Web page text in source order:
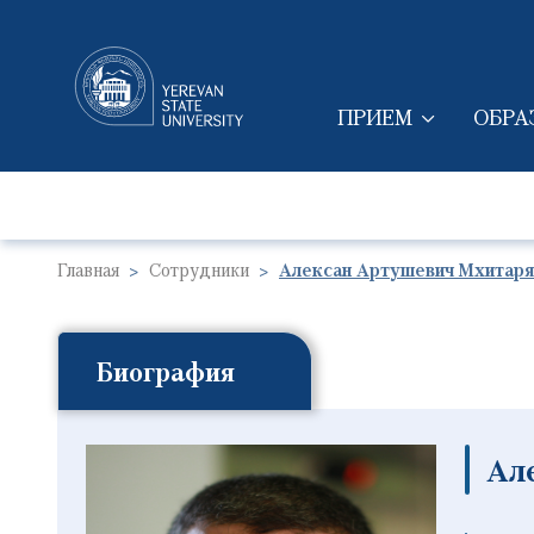
MAIN
ПРИЕМ
Главная Сотрудники Алексан Артушевич
Биография